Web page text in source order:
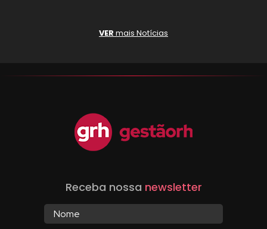
VER mais Notícias
Receba nossa newsletter